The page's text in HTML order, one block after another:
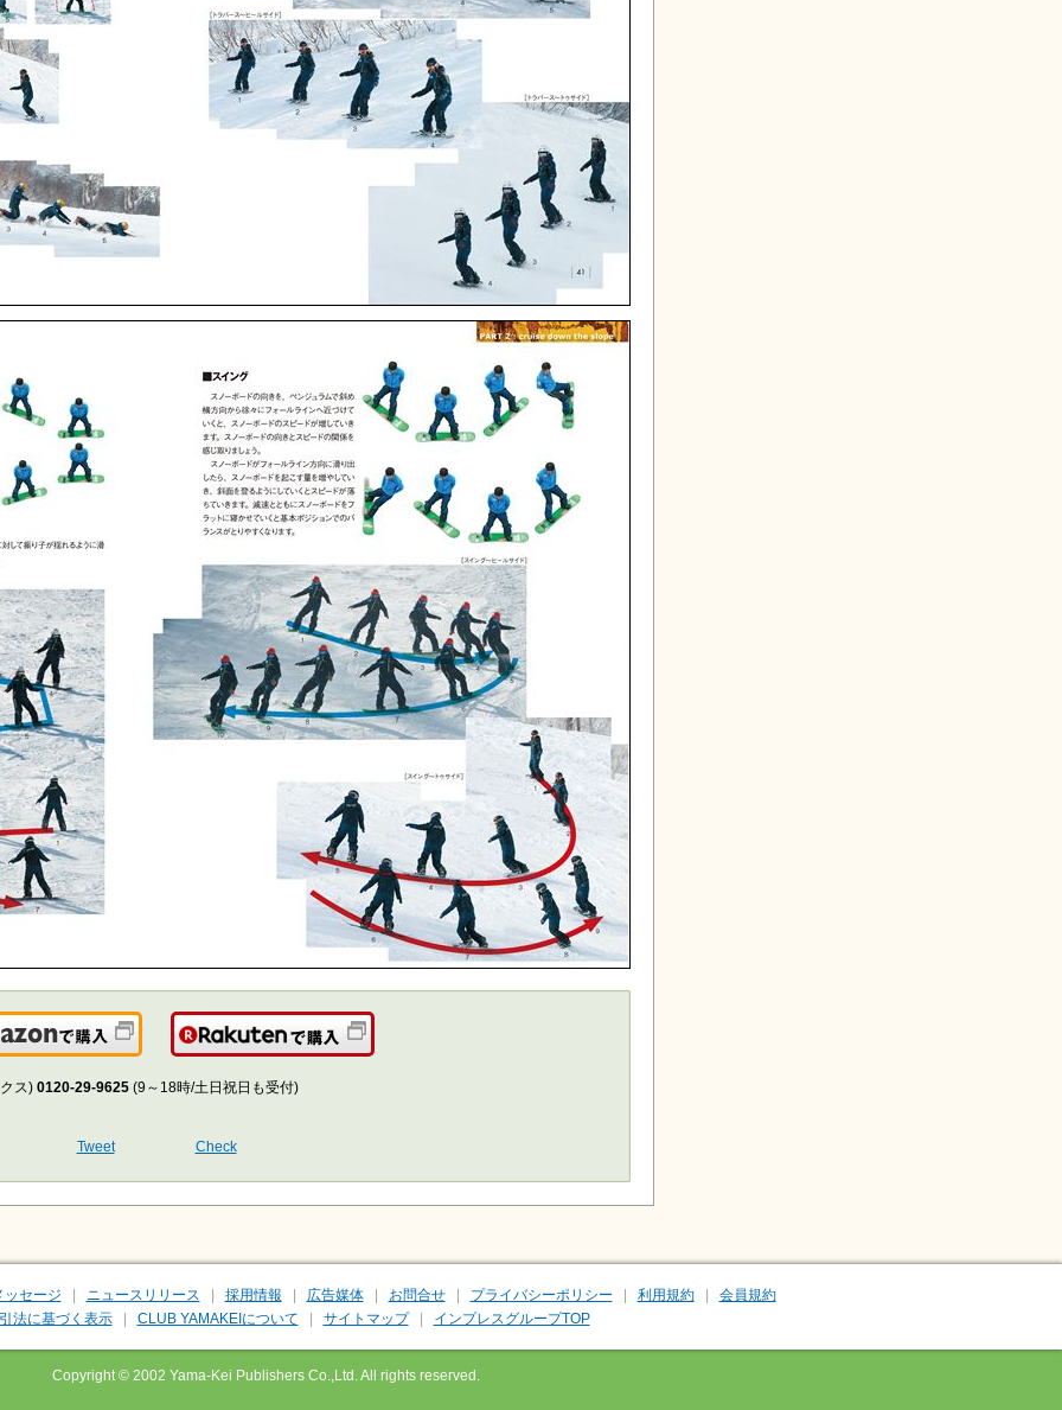
Amazonで購入 楽天で購入
ス) 0120-29-9625 (9～18時/土日祝日も受付)
Tweet Check
ッセージ ニュースリリース 採用情報 広告媒体 お問合せ プライバシーポリシー 利用規約
会員規約
法に基づく表示
CLUB YAMAKEIについて サイトマップ インプレスグループTOP
Copyright © 2002 Yama-Kei Publishers Co.,Ltd. All rights reserved.